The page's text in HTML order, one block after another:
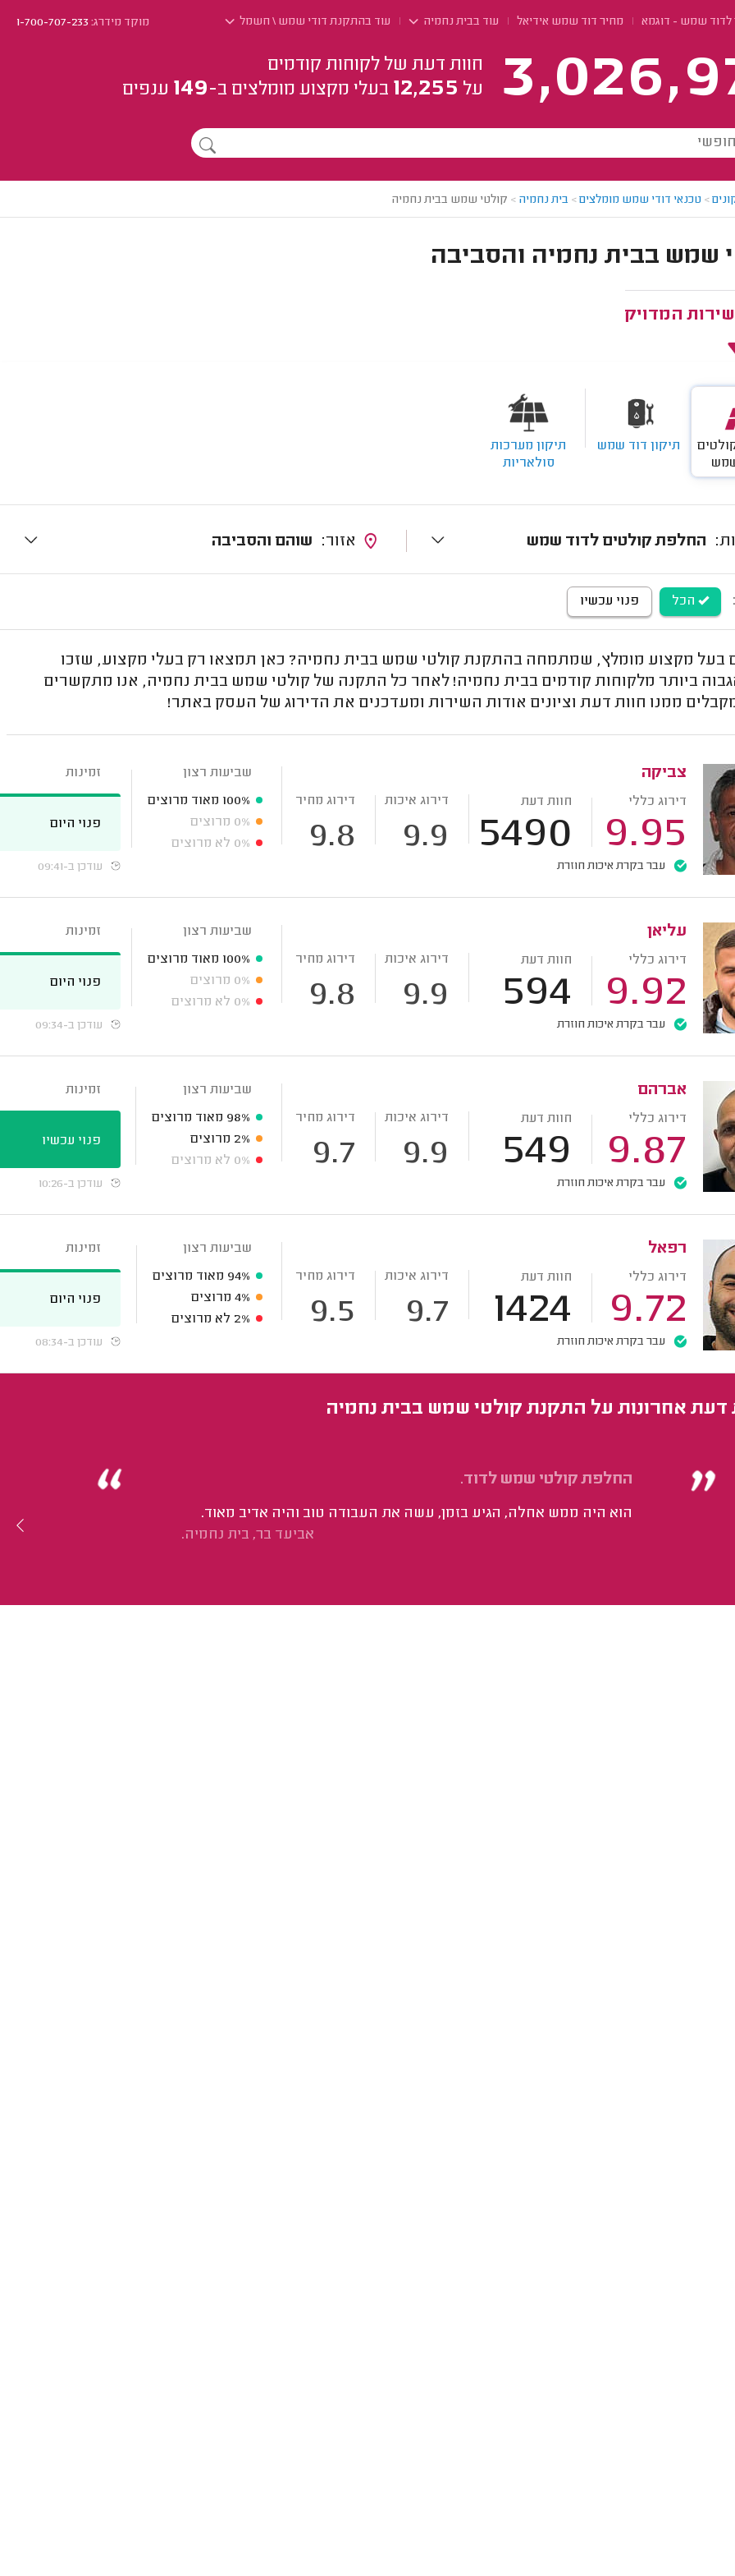
לדוד שמש - דוגמא מחיר דוד שמש אידיאל עוד בבית נחמיה עוד בהתקנת דודי שמש \ חשמל מוקד מידרג:1-700-707-233
חוות דעת של לקוחות קודמים
על 12,255 בעלי מקצוע מומלצים ב-149 ענפים
> טכנאי דודי שמש מומלצים> בית נחמיה > קולטי שמש בבית נחמיה
שמש בבית נחמיה והסביבה
המדויק
תיקון דוד שמש
תיקון מערכות
סולאריות
החלפת קולטים לדוד שמש שוהם והסביבה
הכל פנוי עכשיו
בעל מקצוע מומלץ, שמתמחה בהתקנת קולטי שמש בבית נחמיה? כאן תמצאו רק בעלי מקצוע, שזכו
ביותר מלקוחות קודמים בבית נחמיה! לאחר כל התקנה של קולטי שמש בבית נחמיה, אנו מתקשרים
ממנו חוות דעת וציונים אודות השירות ומעדכנים את הדירוג של העסק באתר!
צביקה
דירוג כללי
9.95
חוות דעת
5490
דירוג איכות
9.9
דירוג מחיר
9.8
עבר בקרת איכות חוזרת
שביעות רצון
100% מאוד מרוצים
0% מרוצים
0% לא מרוצים
זמינות
פנוי היום
עודכן ב-09:41
עליאן
דירוג כללי
9.92
חוות דעת
594
דירוג איכות
9.9
דירוג מחיר
9.8
עבר בקרת איכות חוזרת
שביעות רצון
100% מאוד מרוצים
0% מרוצים
0% לא מרוצים
זמינות
פנוי היום
עודכן ב-09:34
אברהם
דירוג כללי
9.87
חוות דעת
549
דירוג איכות
9.9
דירוג מחיר
9.7
עבר בקרת איכות חוזרת
שביעות רצון
98% מאוד מרוצים
2% מרוצים
0% לא מרוצים
זמינות
פנוי עכשיו
עודכן ב-10:26
רפאל
דירוג כללי
9.72
חוות דעת
1424
דירוג איכות
9.7
דירוג מחיר
9.5
עבר בקרת איכות חוזרת
שביעות רצון
94% מאוד מרוצים
4% מרוצים
2% לא מרוצים
זמינות
פנוי היום
עודכן ב-08:34
דעת אחרונות על התקנת קולטי שמש בבית נחמיה
החלפת קולטי שמש לדוד.
הוא היה ממש אחלה, הגיע בזמן, עשה את העבודה טוב והיה אדיב מאוד.
אביעד בר, בית נחמיה.